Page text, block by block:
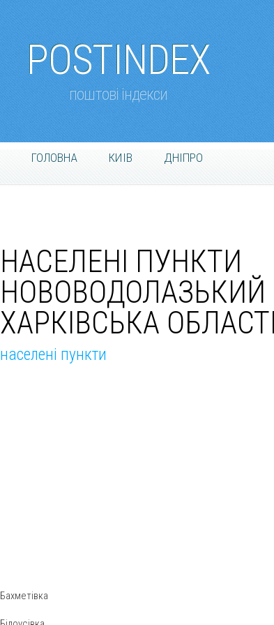
POSTINDEX
поштові індекси
ГОЛОВНА КИІВ ДНІПРО
НАСЕЛЕНІ ПУНКТИ
НОВОВОДОЛАЗЬКИЙ
ХАРКІВСЬКА
населені пункти
Бахметівка